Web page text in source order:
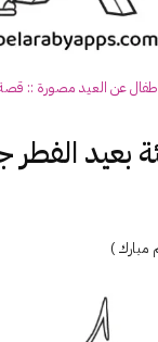
عن العيد مصورة ::
بعيد الفطر
مبارك )